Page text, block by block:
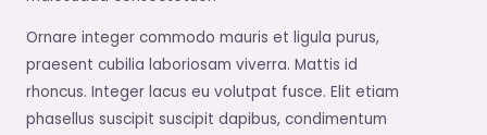
Ornare integer commodo mauris et ligula purus,
praesent cubilia laboriosam viverra. Mattis id
rhoncus. Integer lacus eu volutpat fusce. Elit etiam
phasellus suscipit suscipit dapibus, condimentum